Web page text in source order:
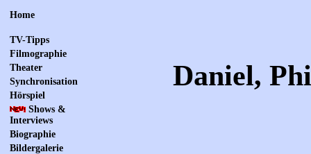
Home
TV-Tipps
Filmographie
Theater
Synchronisation
Hörspiel
Shows &
Interviews
Biographie
Bildergalerie
Daniel,